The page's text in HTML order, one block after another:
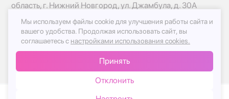
область, г. Нижний Новгород, ул. Джамбула, д. 30А
© 2017-2026г, База Цветов 24.ру
Политика конфиденциальности
Публичная оферта
Мы используем файлы cookie для улучшения работы сайта и
вашего удобства. Продолжая использовать сайт, вы
соглашаетесь с настройками использования cookies.
Принять
Отклонить